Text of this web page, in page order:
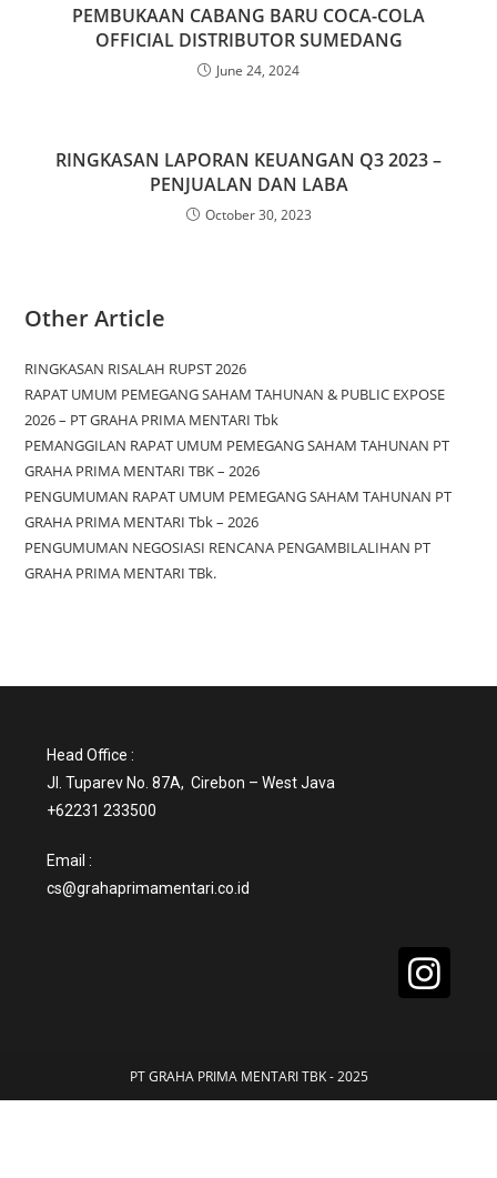
PEMBUKAAN CABANG BARU COCA-COLA
OFFICIAL DISTRIBUTOR SUMEDANG
June 24, 2024
RINGKASAN LAPORAN KEUANGAN Q3 2023 –
PENJUALAN DAN LABA
October 30, 2023
Other Article
RINGKASAN RISALAH RUPST 2026
RAPAT UMUM PEMEGANG SAHAM TAHUNAN & PUBLIC EXPOSE
2026 – PT GRAHA PRIMA MENTARI Tbk
PEMANGGILAN RAPAT UMUM PEMEGANG SAHAM TAHUNAN PT
GRAHA PRIMA MENTARI TBK – 2026
PENGUMUMAN RAPAT UMUM PEMEGANG SAHAM TAHUNAN PT
GRAHA PRIMA MENTARI Tbk – 2026
PENGUMUMAN NEGOSIASI RENCANA PENGAMBILALIHAN PT
GRAHA PRIMA MENTARI TBk.
Head Office :
Jl. Tuparev No. 87A, Cirebon – West Java
+62231 233500
Email :
cs@grahaprimamentari.co.id
PT GRAHA PRIMA MENTARI TBK - 2025